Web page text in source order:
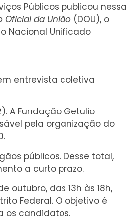
Públicos publicou nessa
Oficial da União (DOU), o
Nacional Unificado
entrevista coletiva
A Fundação Getulio
pela organização do
públicos. Desse total,
a curto prazo.
outubro, das 13h às 18h,
Federal. O objetivo é
os candidatos.